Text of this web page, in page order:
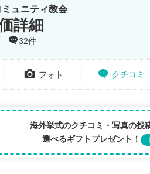
ュニティ教会
詳細
32件
フォト クチコミ
海外挙式のクチコミ・写真の投
選べるギフトプレゼント！